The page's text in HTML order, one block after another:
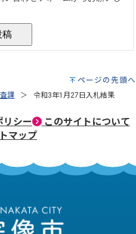
ページの先頭へ
課 令和3年1月27日入札結果
シー
このサイトについて
マップ